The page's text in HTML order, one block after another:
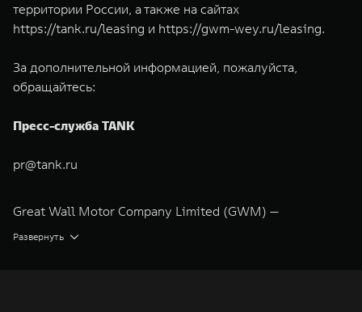
территории России, а также на сайтах
https://tank.ru/leasing и https://gwm-wey.ru/leasing.
За дополнительной информацией, пожалуйста,
обращайтесь:
Пресс-служба TANK
pr@tank.ru
Great Wall Motor Company Limited (GWM) —
глобальный производитель внедорожников,
Развернуть